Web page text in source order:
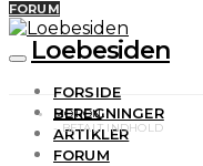
FORUM
Loebesiden
FORSIDE
BEREGNINGER
ARTIKLER
FORUM
MOTION